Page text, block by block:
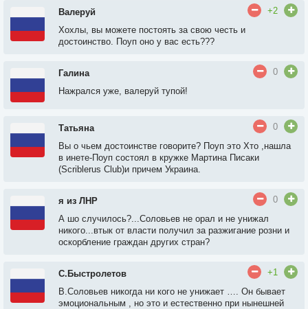
Валеруй
+2
Хохлы, вы можете постоять за свою честь и
достоинство. Поуп оно у вас есть???
Галина
0
Нажрался уже, валеруй тупой!
Татьяна
0
Вы о чьем достоинстве говорите? Поуп это Хто ,нашла
в инете-Поуп состоял в кружке Мартина Писаки
(Scriblerus Club)и причем Украина.
я из ЛНР
0
А шо случилось?...Соловьев не орал и не унижал
никого...втык от власти получил за разжигание розни и
оскорбление граждан других стран?
С.Быстролетов
+1
В.Соловьев никогда ни кого не унижает …. Он бывает
эмоциональным , но это и естественно при нынешней